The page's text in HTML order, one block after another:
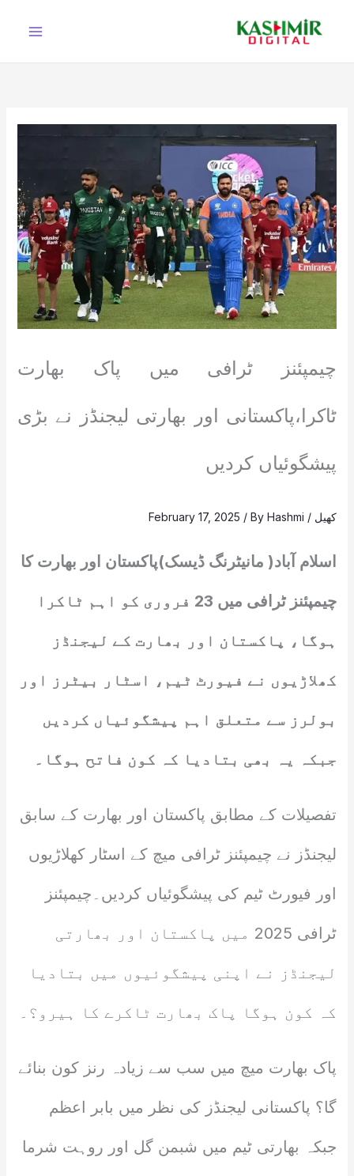
چیمپئنز ٹرافی میں پاک بھارت
ٹاکرا،پاکستانی اور بھارتی لیجنڈز نے بڑی
پیشگوئیاں کردیں
کھیل /
February 17, 2025 / ByHashmi
اسلام آباد( مانیٹرنگ ڈیسک)پاکستان اور بھارت کا
چیمپئنز ٹرافی میں 23 فروری کو اہم ٹاکرا
ہوگا، پاکستان اور بھارت کے لیجنڈز
کھلاڑیوں نے فیورٹ ٹیم، اسٹار بیٹرز اور
بولرز سے متعلق اہم پیشگوئیاں کردیں
جبکہ یہ بھی بتادیا کہ کون فاتح ہوگا۔
تفصیلات کے مطابق پاکستان اور بھارت کے سابق
لیجنڈز نے چیمپئنز ٹرافی میچ کے اسٹار کھلاڑیوں
اور فیورٹ ٹیم کی پیشگوئیاں کردیں۔چیمپئنز
ٹرافی 2025 میں پاکستان اور بھارتی
لیجنڈز نے اپنی پیشگوئیوں میں بتادیا
کہ کون ہوگا پاک بھارت ٹاکرے کا ہیرو؟۔
پاک بھارت میچ میں سب سے زیادہ رنز کون بنائے
گا؟ پاکستانی لیجنڈز کی نظر میں بابر اعظم
جبکہ بھارتی ٹیم میں شبمن گل اور روہت شرما